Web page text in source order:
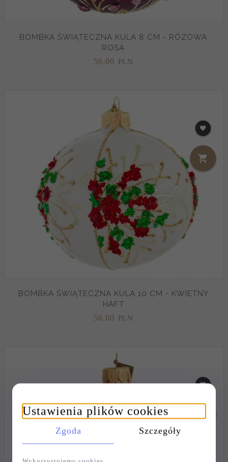
BOMBKA ŚWIĄTECZNA KULA 8 CM - RÓZOWA
ROSA
56,00 PLN
BOMBKA ŚWIĄTECZNA KULA 10 CM - KWIETNY
HAFT
56,00 PLN
Ustawienia plików cookies
Zgoda Szczegóły